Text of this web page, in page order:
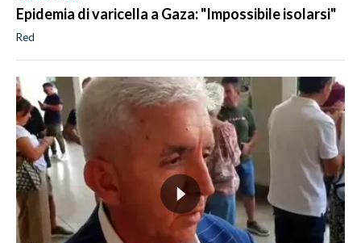
Epidemia di varicella a Gaza: "Impossibile isolarsi"
Red